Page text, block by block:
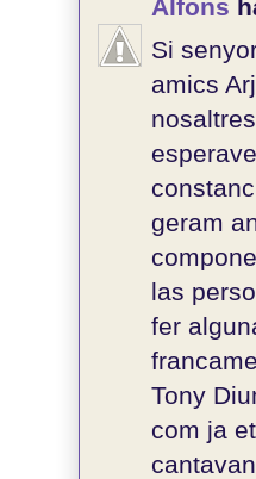
Alfons
Si
amics
geram
las
fer
Tony
com ja